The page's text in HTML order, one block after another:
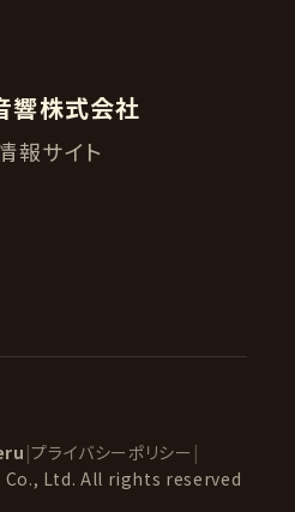
響株式会社
報サイト
|プライバシーポリシー |
Ltd. All rights reserved